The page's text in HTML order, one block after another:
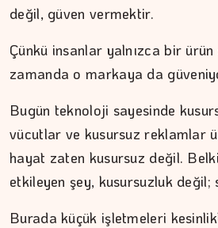
değil, güven vermektir.
Çünkü insanlar yalnızca bir ürün
zamanda o markaya da
Bugün teknoloji sayesinde
vücutlar ve kusursuz reklamlar
hayat zaten kusursuz değil.
etkileyen şey, kusursuzluk değil;
Burada küçük işletmeleri